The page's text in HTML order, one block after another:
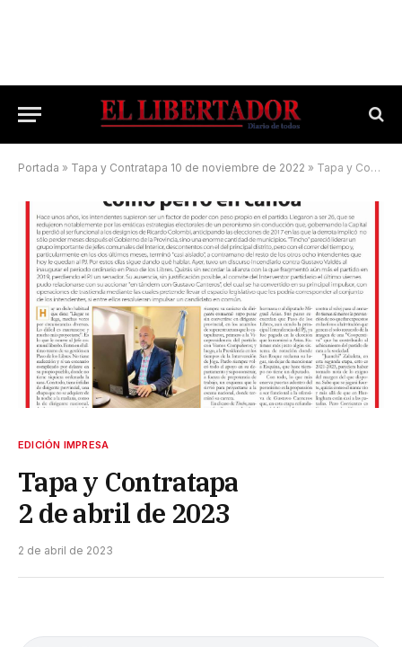
Portada » Tapa y Contratapa 10 de noviembre de 2022 » Tapa y Contratapa 2 de abril de 2023
EDICIÓN IMPRESA
Tapa y Contratapa
2 de abril de 2023
2 de abril de 2023